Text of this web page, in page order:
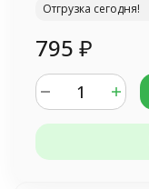
Отгрузка сегодня!
795 ₽